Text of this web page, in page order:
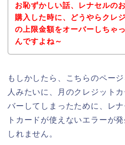
お恥ずかしい話、レナセルの
購入した時に、どうやらクレ
の上限金額をオーバーしちゃ
んですよね～
もしかしたら、こちらのペー
人みたいに、月のクレジット
バーしてしまったために、レ
トカードが使えないエラーが
しれません。